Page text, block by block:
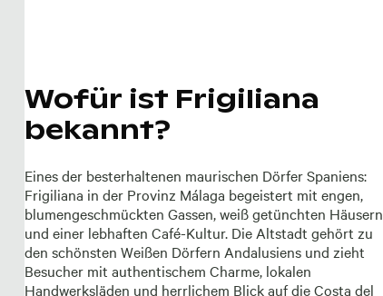
Wofür ist Frigiliana
bekannt?
Eines der besterhaltenen maurischen Dörfer Spaniens:
Frigiliana in der Provinz Málaga begeistert mit engen,
blumengeschmückten Gassen, weiß getünchten Häusern
und einer lebhaften Café-Kultur. Die Altstadt gehört zu
den schönsten Weißen Dörfern Andalusiens und zieht
Besucher mit authentischem Charme, lokalen
Handwerksläden und herrlichem Blick auf die Costa del